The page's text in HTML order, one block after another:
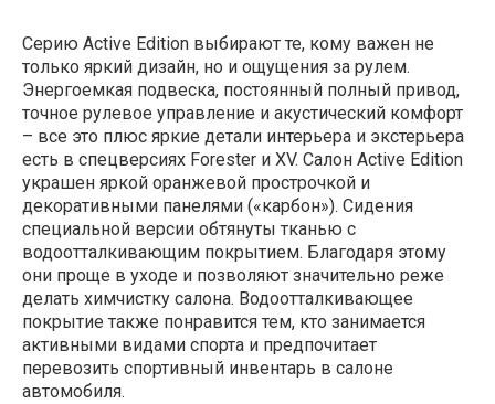
Серию Active Edition выбирают те, кому важен не
только яркий дизайн, но и ощущения за рулем.
Энергоемкая подвеска, постоянный полный привод,
точное рулевое управление и акустический комфорт
– все это плюс яркие детали интерьера и экстерьера
есть в спецверсиях Forester и XV. Салон Active Edition
украшен яркой оранжевой прострочкой и
декоративными панелями («карбон»). Сидения
специальной версии обтянуты тканью с
водоотталкивающим покрытием. Благодаря этому
они проще в уходе и позволяют значительно реже
делать химчистку салона. Водоотталкивающее
покрытие также понравится тем, кто занимается
активными видами спорта и предпочитает
перевозить спортивный инвентарь в салоне
автомобиля.